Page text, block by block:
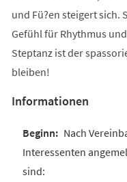
und Fü?en steigert sich.
Gefühl für Rhythmus
Steptanz ist der
bleiben!
Informationen
Nach
Interessenten
sind: